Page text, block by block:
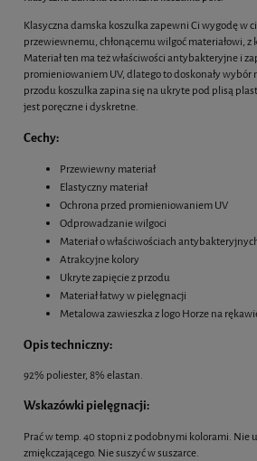
Klasyczna damska koszulka zapewni Ci wygodę w
przewiewnemu, chłonącemu wilgoć materiałowi, z
Materiał ten ma też właściwości antybakteryjne i
promieniowaniem UV, dlatego to doskonały wybór
przodu koszulka zapina się na ukryte pod plisą
jest poręczne i dyskretne.
Cechy:
Przewiewny materiał
Elastyczny materiał
Ochrona przed promieniowaniem UV
Odprowadzanie wilgoci
Materiał o właściwościach
Atrakcyjne kolory
Ukryte zapięcie z przodu
Materiał łatwy w pielęgnacji
Metalowa zawieszka z logo Horze na
Opis techniczny:
92% poliester, 8% elastan.
Wskazówki pielęgnacji:
Prać w temp. 40 stopni z podobnymi kolorami. Nie
zmiękczającego. Nie suszyć w suszarce.